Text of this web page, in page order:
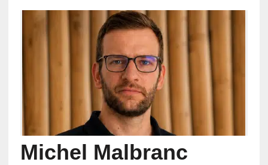
Michel Malbranc